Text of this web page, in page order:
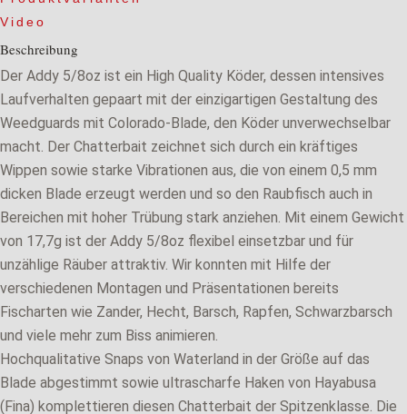
Video
Beschreibung
Der Addy 5/8oz ist ein High Quality Köder, dessen intensives
Laufverhalten gepaart mit der einzigartigen Gestaltung des
Weedguards mit Colorado-Blade, den Köder unverwechselbar
macht. Der Chatterbait zeichnet sich durch ein kräftiges
Wippen sowie starke Vibrationen aus, die von einem 0,5 mm
dicken Blade erzeugt werden und so den Raubfisch auch in
Bereichen mit hoher Trübung stark anziehen. Mit einem Gewicht
von 17,7g ist der Addy 5/8oz flexibel einsetzbar und für
unzählige Räuber attraktiv. Wir konnten mit Hilfe der
verschiedenen Montagen und Präsentationen bereits
Fischarten wie Zander, Hecht, Barsch, Rapfen, Schwarzbarsch
und viele mehr zum Biss animieren.
Hochqualitative Snaps von Waterland in der Größe auf das
Blade abgestimmt sowie ultrascharfe Haken von Hayabusa
(Fina) komplettieren diesen Chatterbait der Spitzenklasse. Die